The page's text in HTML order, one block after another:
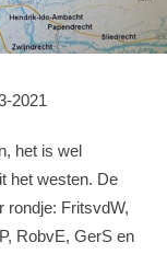
2021
het is wel
het westen. De
rondje: FritsvdW,
RobvE, GerS en